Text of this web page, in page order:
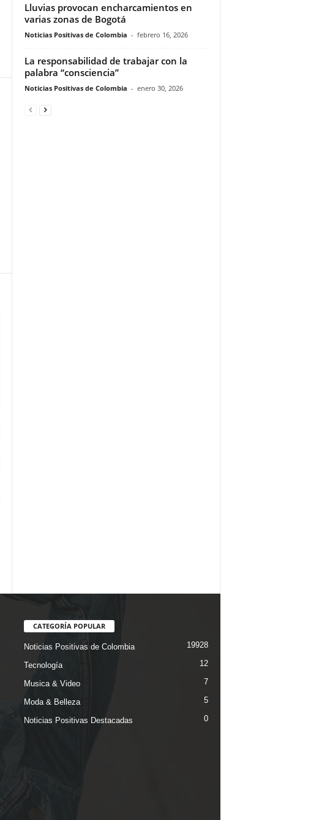
Lluvias provocan encharcamientos en
varias zonas de Bogotá
Noticias Positivas de Colombia - febrero 16, 2026
La responsabilidad de trabajar con la
palabra “consciencia”
Noticias Positivas de Colombia - enero 30, 2026
CATEGORÍA POPULAR
Noticias Positivas de Colombia 19928
Tecnología 12
Musica & Video 7
Moda & Belleza 5
Noticias Positivas Destacadas 0